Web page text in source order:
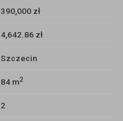
390,000 zł
4,642.86 zł
Szczecin
84 m2
2